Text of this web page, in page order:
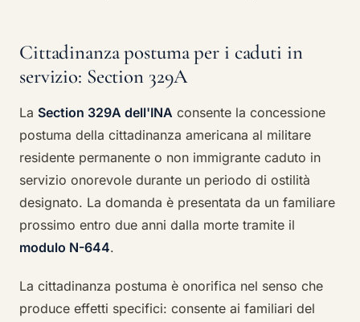
Cittadinanza postuma per i caduti in
servizio: Section 329A
La Section 329A dell'INA consente la concessione
postuma della cittadinanza americana al militare
residente permanente o non immigrante caduto in
servizio onorevole durante un periodo di ostilità
designato. La domanda è presentata da un familiare
prossimo entro due anni dalla morte tramite il
modulo N-644.
La cittadinanza postuma è onorifica nel senso che
produce effetti specifici: consente ai familiari del